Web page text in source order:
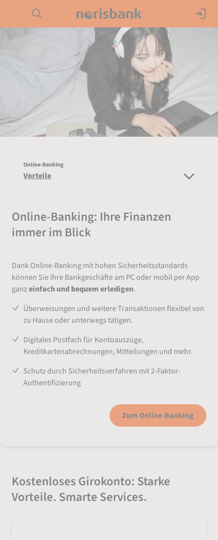
Direkt zur Hauptnavigation (Enter drücken)
Direkt zur Suche (Enter drücken)
Direkt zum Hauptinhalt (Enter drücken)
Girokonto
Geldanlage
Service
Online-Banking
Vorteile
Online-Banking: Ihre Finanzen
immer im Blick
Dank Online-Banking mit hohen Sicherheitsstandards
können Sie Ihre Bankgeschäfte am PC oder mobil per App
ganzeinfach und bequem erledigen.
Überweisungen und weitere Transaktionen flexibel von
zu Hause oder unterwegs tätigen.
Digitales Postfach für Kontoauszüge,
Kreditkartenabrechnungen, Mitteilungen und mehr.
Schutz durch Sicherheitsverfahren mit 2-Faktor-
Authentifizierung
Zum Online-Banking
Kostenloses Girokonto: Starke
Vorteile. Smarte Services.